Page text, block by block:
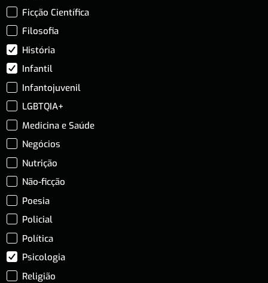
Ficção Científica
Filosofia
História
Infantil
Infantojuvenil
LGBTQIA+
Medicina e Saúde
Negócios
Nutrição
Não-ficção
Poesia
Policial
Política
Psicologia
Religião